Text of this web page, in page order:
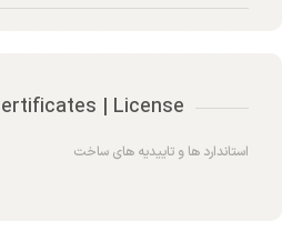
| License
استاندارد ها و تاییدیه های ساخت